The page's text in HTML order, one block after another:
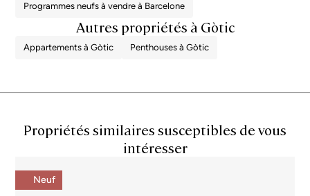
Programmes neufs à vendre à Barcelone
Autres propriétés à Gòtic
Appartements à Gòtic Penthouses à Gòtic
Propriétés similaires susceptibles de vous
intéresser
Neuf